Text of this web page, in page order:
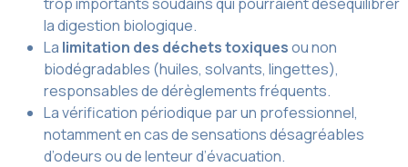
la digestion biologique.
La limitation des déchets toxiquesou non
biodégradables (huiles, solvants, lingettes),
responsables de dérèglements fréquents.
La vérification périodique par un professionnel,
notamment en cas de sensations désagréables
d’odeurs ou de lenteur d’évacuation.